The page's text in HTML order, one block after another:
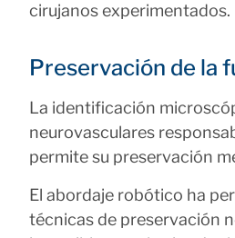
cirujanos experimentados.
Preservación de la
La identificación
neurovasculares
permite su preservación
El abordaje robótico ha
técnicas de preservación